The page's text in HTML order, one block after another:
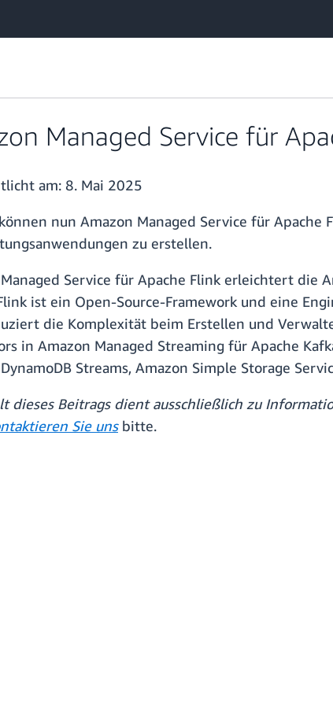
Managed Service für
am: 8. Mai 2025
nun Amazon Managed Service für
zu erstellen.
Service für Apache Flink erleichtert die
ist ein Open-Source-Framework und eine
die Komplexität beim Erstellen und
in Amazon Managed Streaming für Apache
Streams, Amazon Simple Storage
dieses Beitrags dient ausschließlich zu
Sie unsbitte.